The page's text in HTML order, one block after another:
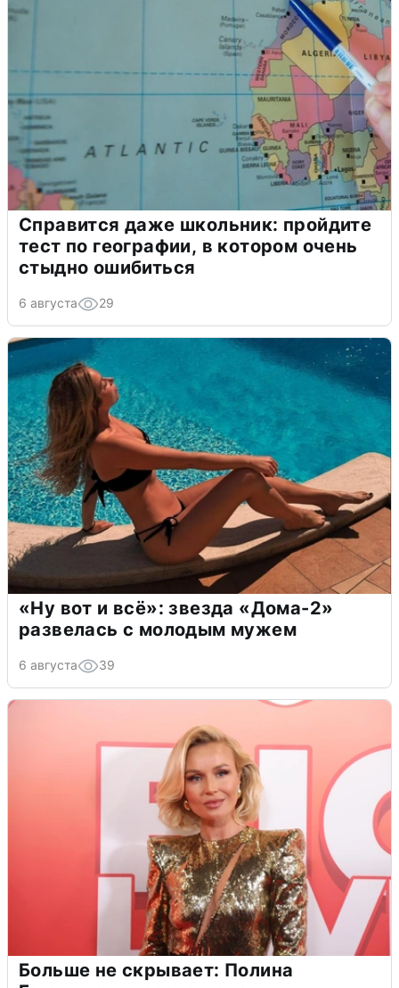
Справится даже школьник: пройдите
тест по географии, в котором очень
стыдно ошибиться
6 августа 29
«Ну вот и всё»: звезда «Дома-2»
развелась с молодым мужем
6 августа 39
Больше не скрывает: Полина